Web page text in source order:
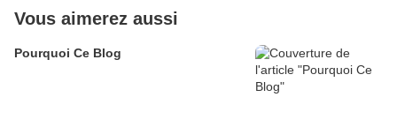
Vous aimerez aussi
Pourquoi Ce Blog